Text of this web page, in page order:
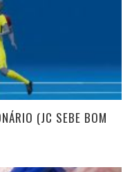
(JC SEBE BOM